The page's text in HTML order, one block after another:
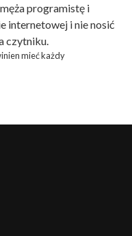
programistę i
internetowej i nie nosić
czytniku.
mieć każdy